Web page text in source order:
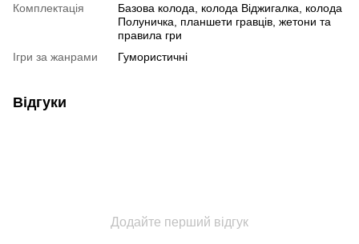
Комплектація
Базова колода, колода Віджигалка, колода
Полуничка, планшети гравців, жетони та
правила гри
Ігри за жанрами
Гумористичні
Відгуки
Додайте перший відгук